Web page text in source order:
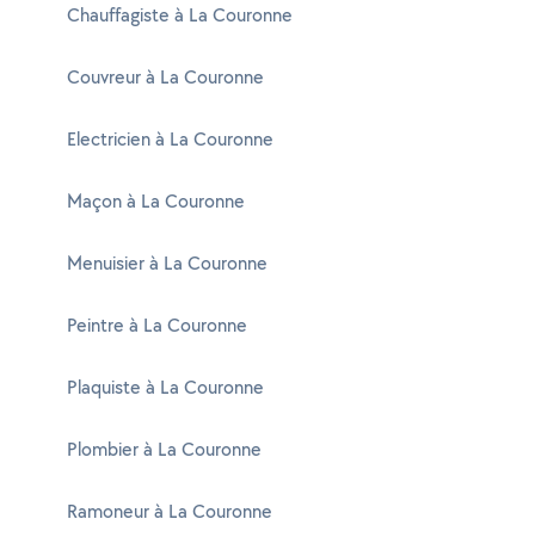
Chauffagiste à La Couronne
Couvreur à La Couronne
Electricien à La Couronne
Maçon à La Couronne
Menuisier à La Couronne
Peintre à La Couronne
Plaquiste à La Couronne
Plombier à La Couronne
Ramoneur à La Couronne